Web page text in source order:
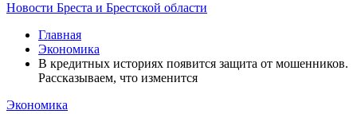
Новости Бреста и Брестской области
Главная
Экономика
В кредитных историях появится защита от мошенников.
Рассказываем, что изменится
Экономика